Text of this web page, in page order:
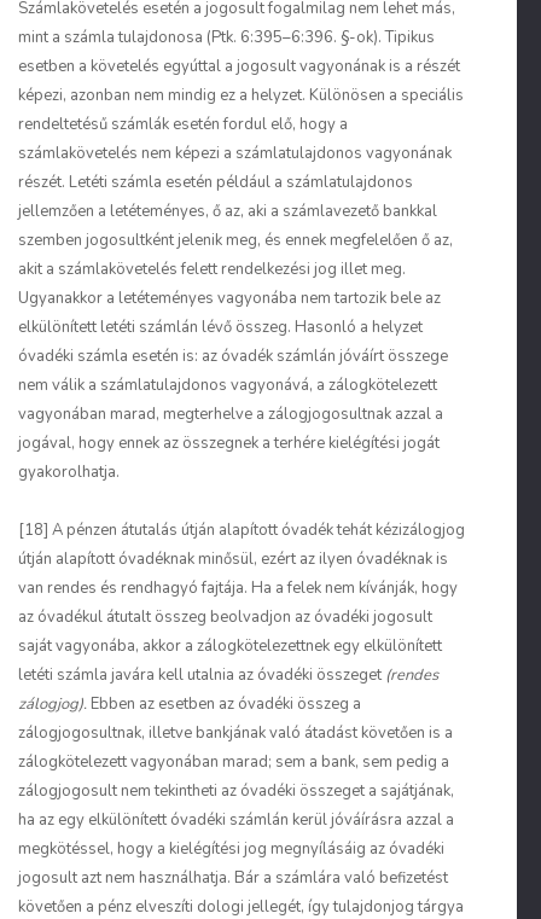
Számlakövetelés esetén a jogosult fogalmilag nem lehet más,
mint a számla tulajdonosa (Ptk. 6:395–6:396. §-ok). Tipikus
esetben a követelés egyúttal a jogosult vagyonának is a részét
képezi, azonban nem mindig ez a helyzet. Különösen a speciális
rendeltetésű számlák esetén fordul elő, hogy a
számlakövetelés nem képezi a számlatulajdonos vagyonának
részét. Letéti számla esetén például a számlatulajdonos
jellemzően a letéteményes, ő az, aki a számlavezető bankkal
szemben jogosultként jelenik meg, és ennek megfelelően ő az,
akit a számlakövetelés felett rendelkezési jog illet meg.
Ugyanakkor a letéteményes vagyonába nem tartozik bele az
elkülönített letéti számlán lévő összeg. Hasonló a helyzet
óvadéki számla esetén is: az óvadék számlán jóváírt összege
nem válik a számlatulajdonos vagyonává, a zálogkötelezett
vagyonában marad, megterhelve a zálogjogosultnak azzal a
jogával, hogy ennek az összegnek a terhére kielégítési jogát
gyakorolhatja.
[18] A pénzen átutalás útján alapított óvadék tehát kézizálogjog
útján alapított óvadéknak minősül, ezért az ilyen óvadéknak is
van rendes és rendhagyó fajtája. Ha a felek nem kívánják, hogy
az óvadékul átutalt összeg beolvadjon az óvadéki jogosult
saját vagyonába, akkor a zálogkötelezettnek egy elkülönített
letéti számla javára kell utalnia az óvadéki összeget (rendes
zálogjog). Ebben az esetben az óvadéki összeg a
zálogjogosultnak, illetve bankjának való átadást követően is a
zálogkötelezett vagyonában marad; sem a bank, sem pedig a
zálogjogosult nem tekintheti az óvadéki összeget a sajátjának,
ha az egy elkülönített óvadéki számlán kerül jóváírásra azzal a
megkötéssel, hogy a kielégítési jog megnyílásáig az óvadéki
jogosult azt nem használhatja. Bár a számlára való befizetést
követően a pénz elveszíti dologi jellegét, így tulajdonjog tárgya